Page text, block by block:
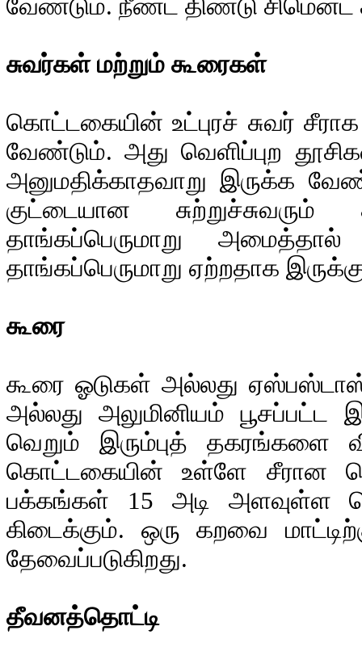
வேண்டும். நீண்ட திண்டு சிமென்ட்
சுவர்கள் மற்றும் கூரைகள்
கொட்டகையின் உட்புரச் சுவர்
வேண்டும். அது வெளிப்புற
அனுமதிக்காதவாறு இருக்க
குட்டையான
தாங்கப்பெருமாறு
தாங்கப்பெருமாறு ஏற்றதாக
கூரை
கூரை ஓடுகள் அல்லது
அல்லது அலுமினியம் பூசப்பட்ட
வெறும் இரும்புத் தகரங்களை
கொட்டகையின் உள்ளே சீரான
பக்கங்கள் 15 அடி அளவுள்ள
கிடைக்கும். ஒரு கறவை
தேவைப்படுகிறது.
தீவனத்தொட்டி